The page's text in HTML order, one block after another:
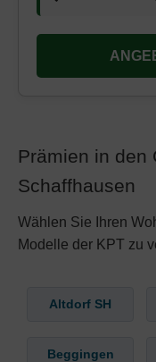
Prämien in den
Schaffhausen
Wählen Sie Ihren
Modelle der KPT zu
Altdorf SH
Beggingen